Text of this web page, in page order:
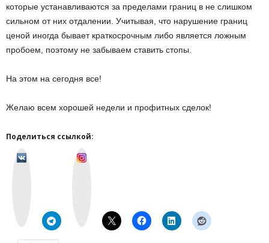
которые устанавливаются за пределами границ в не слишком
сильном от них отдалении. Учитывая, что нарушение границ
ценой иногда бывает краткосрочным либо является ложным
пробоем, поэтому не забываем ставить стопы.
На этом на сегодня все!
Желаю всем хорошей недели и профитных сделок!
Поделиться ссылкой: